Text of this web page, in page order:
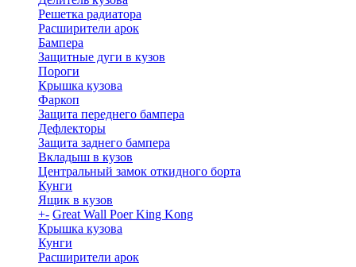
Решетка радиатора
Расширители арок
Бампера
Защитные дуги в кузов
Пороги
Крышка кузова
Фаркоп
Защита переднего бампера
Дефлекторы
Защита заднего бампера
Вкладыш в кузов
Центральный замок откидного борта
Кунги
Ящик в кузов
+- Great Wall Poer King Kong
Крышка кузова
Кунги
Расширители арок